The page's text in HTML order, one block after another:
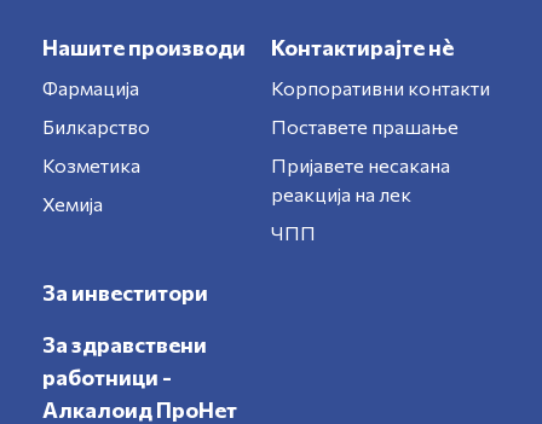
Нашите производи
Фармација
Билкарство
Козметика
Хемија
Контактирајте нè
Корпоративни контакти
Поставете прашање
Пријавете несакана
реакција на лек
ЧПП
За инвеститори
За здравствени
работници -
Алкалоид ПроНет